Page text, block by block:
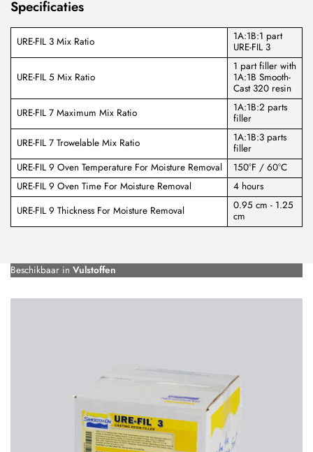
Specificaties
URE-FIL 3 Mix Ratio
1A:1B:1 part
URE-FIL 3
URE-FIL 5 Mix Ratio
1 part filler with
1A:1B Smooth-
Cast 320 resin
URE-FIL 7 Maximum Mix Ratio
1A:1B:2 parts
filler
URE-FIL 7 Trowelable Mix Ratio
1A:1B:3 parts
filler
URE-FIL 9 Oven Temperature For Moisture Removal
150°F / 60°C
URE-FIL 9 Oven Time For Moisture Removal
4 hours
URE-FIL 9 Thickness For Moisture Removal
0.95 cm - 1.25
cm
Beschikbaar in Vulstoffen